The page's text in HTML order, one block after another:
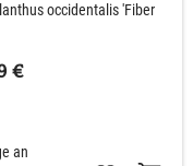
occidentalis 'Fiber
€
an